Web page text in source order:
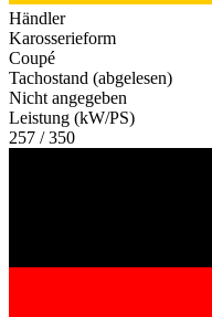
Händler
Karosserieform
Coupé
Tachostand (abgelesen)
Nicht angegeben
Leistung (kW/PS)
257 / 350